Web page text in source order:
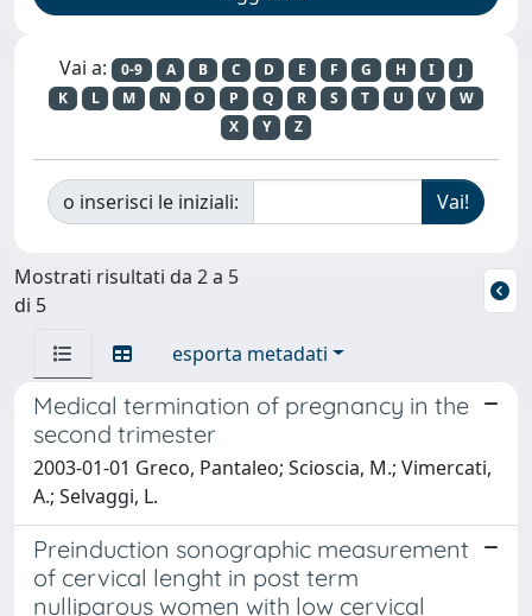
Vai a: 0-9 A B C D E F G H I
J
K
L M N O P Q R S T U V
W
X
Y Z
o inserisci le iniziali:
Mostrati risultati da 2 a 5
di 5
esporta metadati
Medical termination of pregnancy in the
second trimester
2003-01-01 Greco, Pantaleo; Scioscia, M.; Vimercati,
A.; Selvaggi, L.
Preinduction sonographic measurement
of cervical lenght in post term
nulliparous women with low cervical